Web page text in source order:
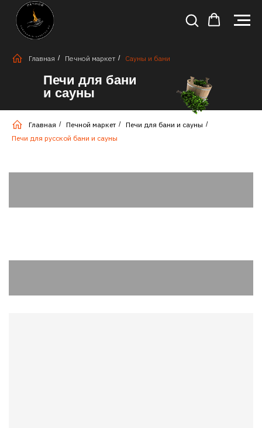
Главная / Печной маркет / Сауны и бани
Печи для бани
и сауны
Главная / Печной маркет / Печи для бани и сауны /
Печи для русской бани и сауны